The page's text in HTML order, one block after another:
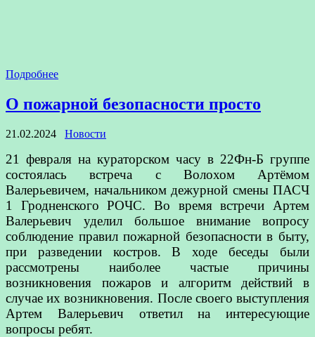
Подробнее
О пожарной безопасности просто
21.02.2024 Новости
21 февраля на кураторском часу в 22Фн-Б группе
состоялась встреча с Волохом Артёмом
Валерьевичем, начальником дежурной смены ПАСЧ
1 Гродненского РОЧС. Во время встречи Артем
Валерьевич уделил большое внимание вопросу
соблюдение правил пожарной безопасности в быту,
при разведении костров. В ходе беседы были
рассмотрены наиболее частые причины
возникновения пожаров и алгоритм действий в
случае их возникновения. После своего выступления
Артем Валерьевич ответил на интересующие
вопросы ребят.